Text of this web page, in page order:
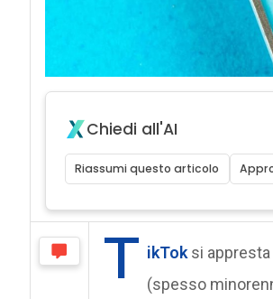
Chiedi all'AI
Riassumi questo articolo
T ikTok si
(spesso